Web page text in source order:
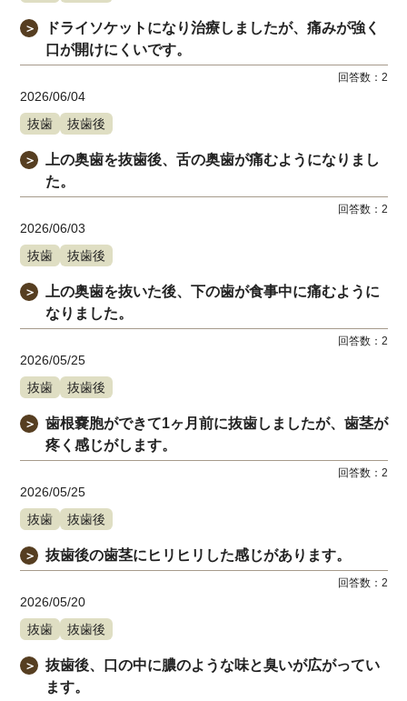
＞
ドライソケットになり治療しましたが、痛みが強く
口が開けにくいです。
回答数： 2
2026/06/04
抜歯
抜歯後
＞
上の奥歯を抜歯後、舌の奥歯が痛むようになりまし
た。
回答数： 2
2026/06/03
抜歯
抜歯後
＞
上の奥歯を抜いた後、下の歯が食事中に痛むように
なりました。
回答数： 2
2026/05/25
抜歯
抜歯後
＞
歯根嚢胞ができて1ヶ月前に抜歯しましたが、歯茎が
疼く感じがします。
回答数： 2
2026/05/25
抜歯
抜歯後
＞ 抜歯後の歯茎にヒリヒリした感じがあります。
回答数： 2
2026/05/20
抜歯
抜歯後
＞
抜歯後、口の中に膿のような味と臭いが広がってい
ます。